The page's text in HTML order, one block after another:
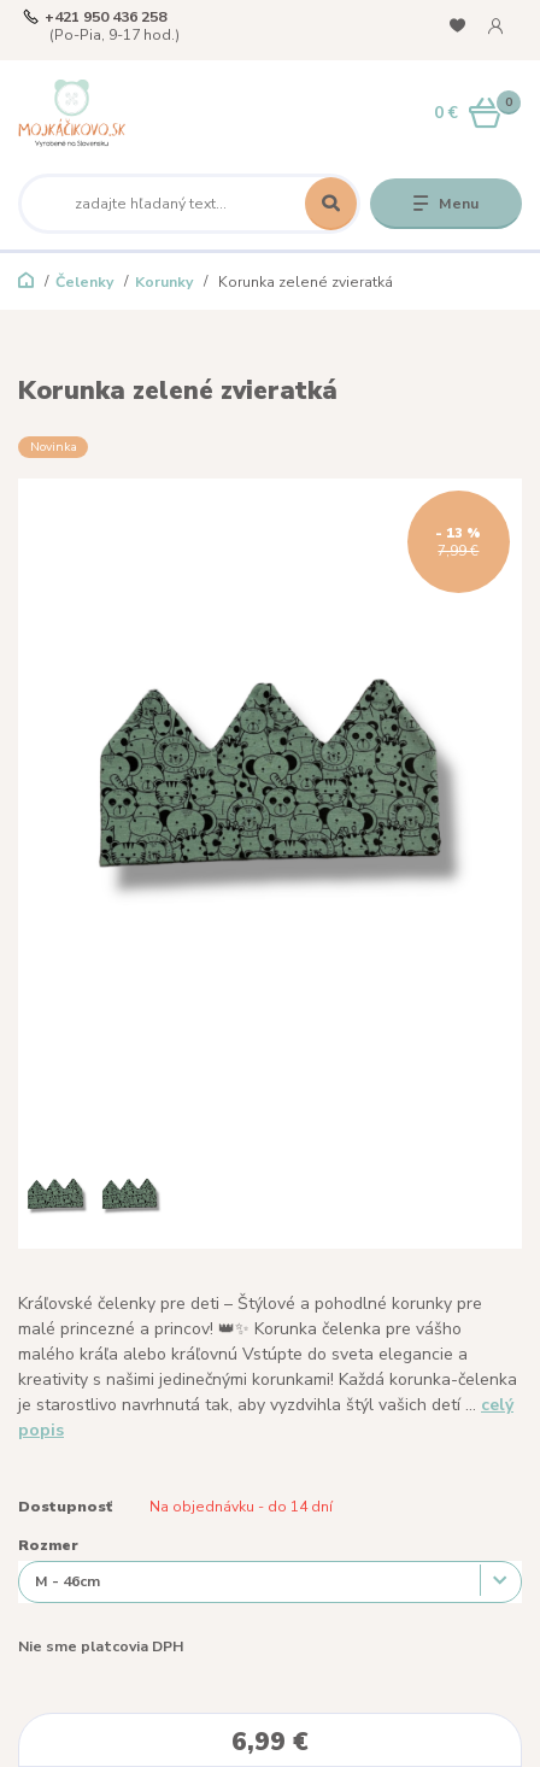
Menu
+421 950 436 258
(Po-Pia, 9-17 hod.)
0
0 €
Čelenky Korunky Korunka zelené zvieratká
Korunka zelené zvieratká
Novinka
7,99 €
- 13 %
Kráľovské čelenky pre deti – Štýlové a pohodlné korunky pre
malé princezné a princov! 👑✨ Korunka čelenka pre vášho
malého kráľa alebo kráľovnú Vstúpte do sveta elegancie a
kreativity s našimi jedinečnými korunkami! Každá korunka-čelenka
je starostlivo navrhnutá tak, aby vyzdvihla štýl vašich detí ... celý
popis
Dostupnosť Na objednávku - do 14 dní
Rozmer
Nie sme platcovia DPH
6,99 €